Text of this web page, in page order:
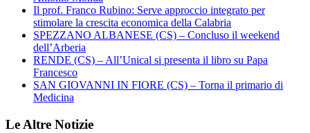
Il prof. Franco Rubino: Serve approccio integrato per
stimolare la crescita economica della Calabria
SPEZZANO ALBANESE (CS) – Concluso il weekend
dell’Arberia
RENDE (CS) – All’Unical si presenta il libro su Papa
Francesco
SAN GIOVANNI IN FIORE (CS) – Torna il primario di
Medicina
Le Altre Notizie